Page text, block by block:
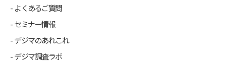
よくあるご質問
セミナー情報
デジマのあれこれ
デジマ調査ラボ